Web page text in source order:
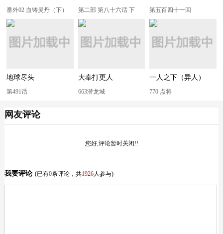
番外02 血铸灵丹（下） 第二部 第八十六话 下 第五百四十一回
地球尽头
第491话
大奉打更人
663潜龙城
一人之下（异人）
770 点将
网友评论
您好,评论暂时关闭!!
我要评论 (已有0条评论，共1926人参与)